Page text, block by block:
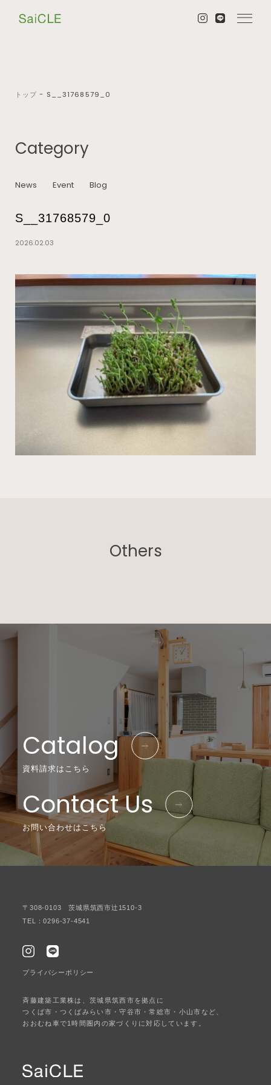
トップ − S__31768579_0
Category
News Event Blog
S__31768579_0
2026.02.03
Others
Catalog
資料請求はこちら
Contact Us
お問い合わせはこちら
〒308-0103 茨城県筑西市辻1510-3
TEL：0296-37-4541
プライバシーポリシー
斉藤建築工業株は、茨城県筑西市を拠点に
つくば市・つくばみらい市・守谷市・常総市・小山市など、
おおむね車で1時間圏内の家づくりに対応しています。